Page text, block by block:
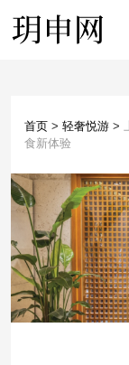
首页 > 轻奢悦游 >
食新体验